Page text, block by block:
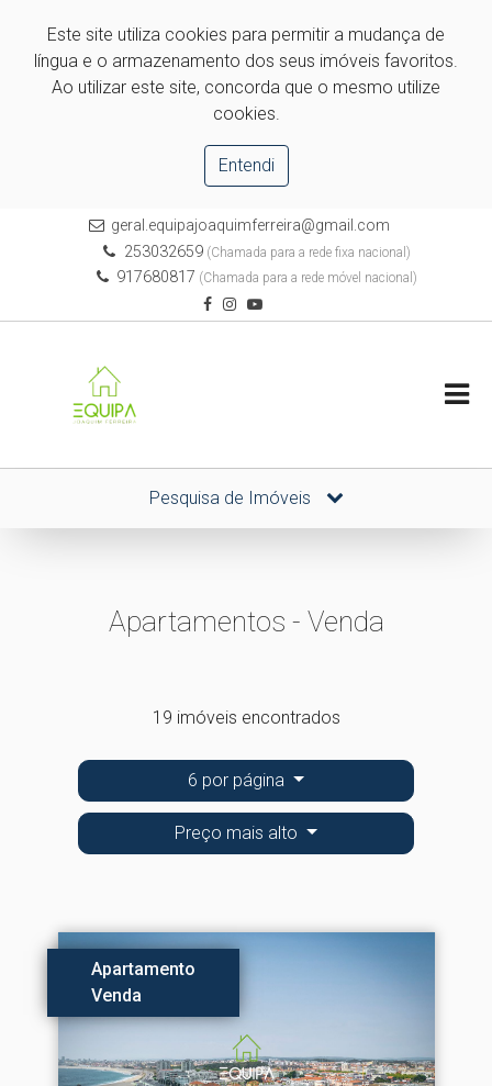
Este site utiliza cookies para permitir a mudança de
língua e o armazenamento dos seus imóveis favoritos.
Ao utilizar este site, concorda que o mesmo utilize
cookies.
Entendi
geral.equipajoaquimferreira@gmail.com
253032659(Chamada para a rede fixa nacional)
917680817 (Chamada para a rede móvel nacional)
Pesquisa de Imóveis
Apartamentos - Venda
19 imóveis encontrados
6 por página
Preço mais alto
Apartamento
Venda